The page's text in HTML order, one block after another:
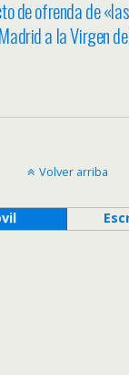
de ofrenda de «las
a la Virgen
Volver arriba